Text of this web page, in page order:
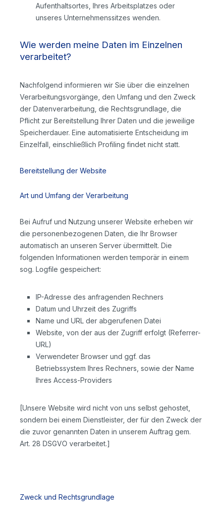
Aufenthaltsortes, Ihres Arbeitsplatzes oder
unseres Unternehmenssitzes wenden.
Wie werden meine Daten im Einzelnen
verarbeitet?
Nachfolgend informieren wir Sie über die einzelnen
Verarbeitungsvorgänge, den Umfang und den Zweck
der Datenverarbeitung, die Rechtsgrundlage, die
Pflicht zur Bereitstellung Ihrer Daten und die jeweilige
Speicherdauer. Eine automatisierte Entscheidung im
Einzelfall, einschließlich Profiling findet nicht statt.
Bereitstellung der Website
Art und Umfang der Verarbeitung
Bei Aufruf und Nutzung unserer Website erheben wir
die personenbezogenen Daten, die Ihr Browser
automatisch an unseren Server übermittelt. Die
folgenden Informationen werden temporär in einem
sog. Logfile gespeichert:
IP-Adresse des anfragenden Rechners
Datum und Uhrzeit des Zugriffs
Name und URL der abgerufenen Datei
Website, von der aus der Zugriff erfolgt (Referrer-
URL)
Verwendeter Browser und ggf. das
Betriebssystem Ihres Rechners, sowie der Name
Ihres Access-Providers
[Unsere Website wird nicht von uns selbst gehostet,
sondern bei einem Dienstleister, der für den Zweck der
die zuvor genannten Daten in unserem Auftrag gem.
Art. 28 DSGVO verarbeitet.]
Zweck und Rechtsgrundlage